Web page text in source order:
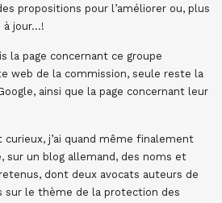
propositions pour l’améliorer ou, plus
à jour…!
la page concernant ce groupe
web de la commission, seule reste la
ainsi que la page concernant leur
j’ai quand même finalement
sur un blog allemand, des noms et
dont deux avocats auteurs de
sur le thème de la protection des